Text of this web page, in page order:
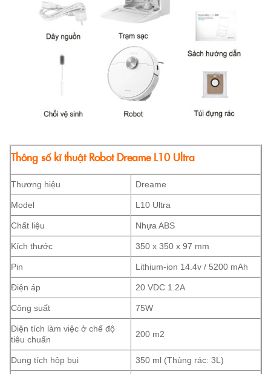
Thông số kĩ thuật Robot Dreame L10 Ultra
Thương hiệu Dreame
Model L10 Ultra
Chất liệu Nhựa ABS
Kích thước 350 x 350 x 97 mm
Pin Lithium-ion 14.4v / 5200 mAh
Điện áp 20 VDC 1.2A
Công suất 75W
Diện tích làm việc ở chế độ
tiêu chuẩn
200 m2
Dung tích hộp bụi 350 ml (Thùng rác: 3L)